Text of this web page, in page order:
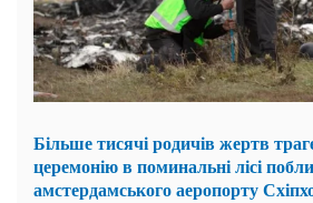
Більше тисячі родичів жертв
церемонію в поминальні лісі
амстердамського аеропорту